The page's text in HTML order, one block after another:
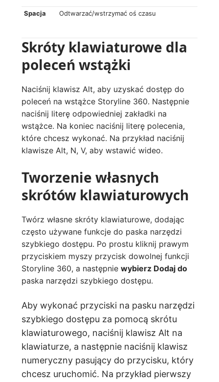
Spacja Odtwarzać/wstrzymać oś czasu
Skróty klawiaturowe dla
poleceń wstążki
Naciśnij klawisz Alt, aby uzyskać dostęp do
poleceń na wstążce Storyline 360. Następnie
naciśnij literę odpowiedniej zakładki na
wstążce. Na koniec naciśnij literę polecenia,
które chcesz wykonać. Na przykład naciśnij
klawisze Alt, N, V, aby wstawić wideo.
Tworzenie własnych
skrótów klawiaturowych
Twórz własne skróty klawiaturowe, dodając
często używane funkcje do paska narzędzi
szybkiego dostępu. Po prostu kliknij prawym
przyciskiem myszy przycisk dowolnej funkcji
Storyline 360, a następnie wybierz Dodaj do
paska narzędzi szybkiego dostępu.
Aby wykonać przyciski na pasku narzędzi
szybkiego dostępu za pomocą skrótu
klawiaturowego, naciśnij klawisz Alt na
klawiaturze, a następnie naciśnij klawisz
numeryczny pasujący do przycisku, który
chcesz uruchomić. Na przykład pierwszy